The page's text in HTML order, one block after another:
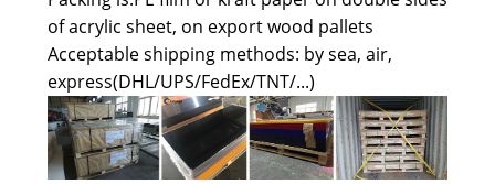
of acrylic sheet, on export wood pallets
Acceptable shipping methods: by sea, air,
express(DHL/UPS/FedEx/TNT/...)